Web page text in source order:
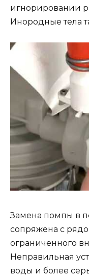
игнорировании
Инородные тела
Замена помпы в
сопряжена с
ограниченного
Неправильная
воды и более